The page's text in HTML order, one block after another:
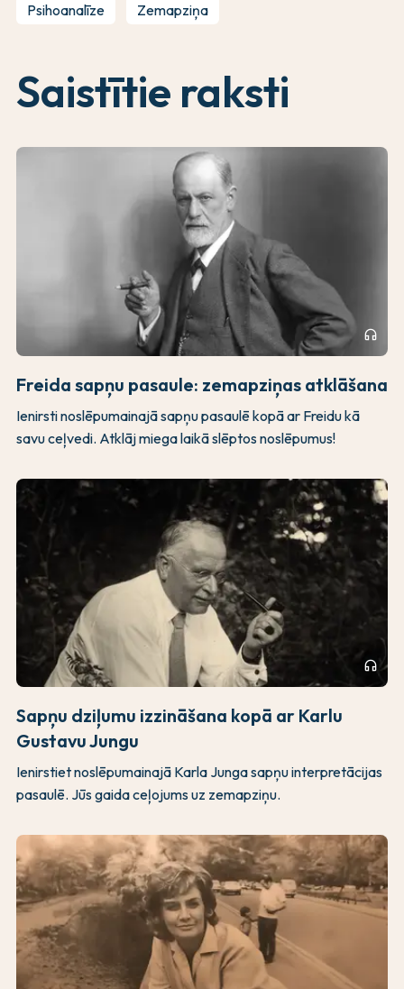
Psihoanalīze Zemapziņa
Saistītie raksti
headphones
Freida sapņu pasaule: zemapziņas atklāšana
Ienirsti noslēpumainajā sapņu pasaulē kopā ar Freidu kā
savu ceļvedi. Atklāj miega laikā slēptos noslēpumus!
headphones
Sapņu dziļumu izzināšana kopā ar Karlu
Gustavu Jungu
Ienirstiet noslēpumainajā Karla Junga sapņu interpretācijas
pasaulē. Jūs gaida ceļojums uz zemapziņu.